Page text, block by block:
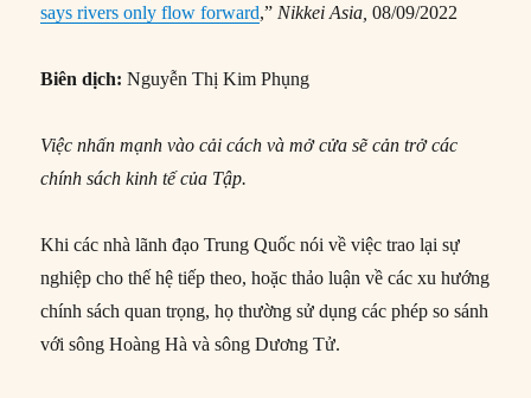
says rivers only flow forward,” Nikkei Asia, 08/09/2022
Biên dịch: Nguyễn Thị Kim Phụng
Việc nhấn mạnh vào cải cách và mở cửa sẽ cản trở các
chính sách kinh tế của Tập.
Khi các nhà lãnh đạo Trung Quốc nói về việc trao lại sự
nghiệp cho thế hệ tiếp theo, hoặc thảo luận về các xu hướng
chính sách quan trọng, họ thường sử dụng các phép so sánh
với sông Hoàng Hà và sông Dương Tử.